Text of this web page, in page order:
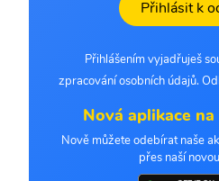
Přihlásit k
Přihlášením vyjadřuješ
zpracování osobních údajů.
Nová aplikace
Nově můžete odebírat naše
přes naší